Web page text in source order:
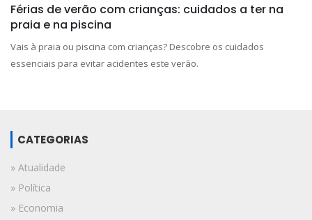
Férias de verão com crianças: cuidados a ter na
praia e na piscina
Vais à praia ou piscina com crianças? Descobre os cuidados
essenciais para evitar acidentes este verão.
CATEGORIAS
» Atualidade
» Política
» Economia